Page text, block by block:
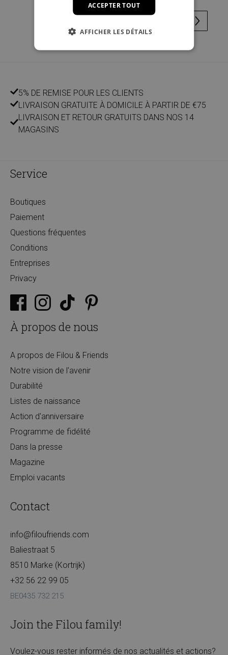
5% DE REMISE POUR LES CLIENTS
LIVRAISON GRATUITE À DOMICILE À PARTIR DE €75
LIVRAISON ET RETOUR GRATUITS DANS NOS 14
MAGASINS
Service
Boutiques
Paiement
Questions fréquentes
Conditions
Entreprises
Privacy
À propos de nous
A propos de Filou & Friends
Notre vision de l'avenir
Durabilité
Listes de naissance
Action d'anniversaire
Programme de fidélité
Dans la presse
Magazine
Emploi vacants
Contact
info@filoufriends.com
Baliestraat 5
8510 Marke (Kortrijk)
+32 56 22 99 05
BE0435 732 215
Join the Filou family!
Voulez-vous rester informés de nos actualités et actions?
ACCEPTER TOUT
AFFICHER LES DÉTAILS